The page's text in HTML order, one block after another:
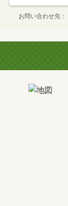
お問い合わせ先